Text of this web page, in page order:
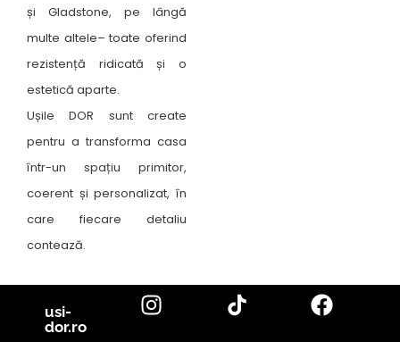
și Gladstone, pe lângă
multe altele– toate oferind
rezistență ridicată și o
estetică aparte.
Ușile DOR sunt create
pentru a transforma casa
într-un spațiu primitor,
coerent și personalizat, în
care fiecare detaliu
contează.
usi-
dor.ro